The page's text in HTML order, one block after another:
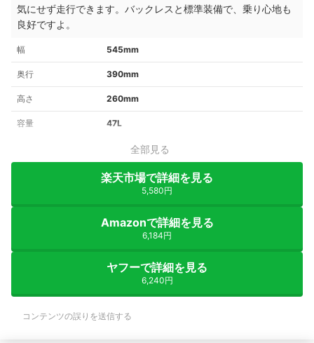
気にせず走行できます。バックレスと標準装備で、乗り心地も
良好ですよ。
幅 545mm
奥行 390mm
高さ 260mm
容量 47L
全部見る
楽天市場で詳細を見る
5,580円
Amazonで詳細を見る
6,184円
ヤフーで詳細を見る
6,240円
コンテンツの誤りを送信する